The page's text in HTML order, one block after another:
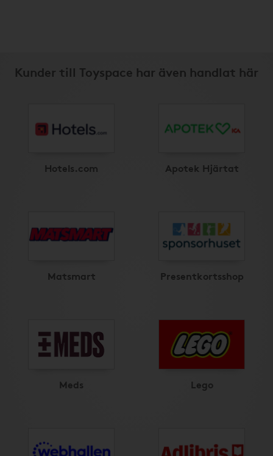
Kunder till Toyspace har även handlat här
Hotels.com Apotek Hjärtat
Matsmart Presentkortsshop
Meds Lego